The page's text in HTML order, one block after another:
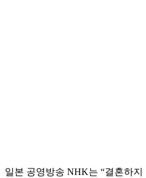
일본 공영방송 NHK는 “결혼하